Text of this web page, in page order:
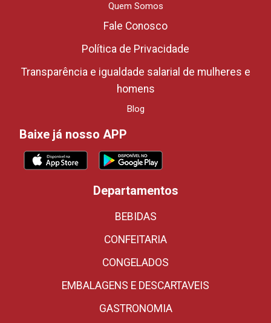
Quem Somos
Fale Conosco
Política de Privacidade
Transparência e igualdade salarial de mulheres e
homens
Blog
Baixe já nosso APP
Departamentos
BEBIDAS
CONFEITARIA
CONGELADOS
EMBALAGENS E DESCARTAVEIS
GASTRONOMIA